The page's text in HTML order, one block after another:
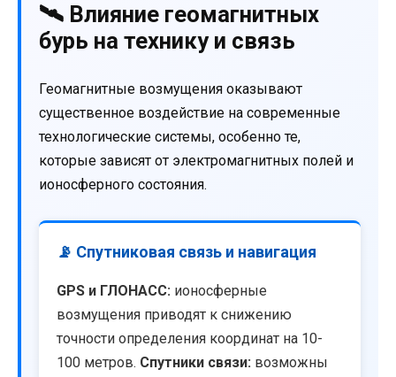
🛰️ Влияние геомагнитных
бурь на технику и связь
Геомагнитные возмущения оказывают
существенное воздействие на современные
технологические системы, особенно те,
которые зависят от электромагнитных полей и
ионосферного состояния.
📡 Спутниковая связь и навигация
GPS и ГЛОНАСС: ионосферные
возмущения приводят к снижению
точности определения координат на 10-
100 метров. Спутники связи: возможны